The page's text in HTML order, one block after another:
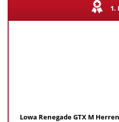
1.
Lowa Renegade GTX M